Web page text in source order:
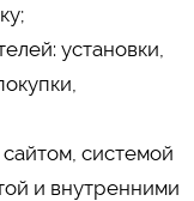
установки,
системой
и внутренними